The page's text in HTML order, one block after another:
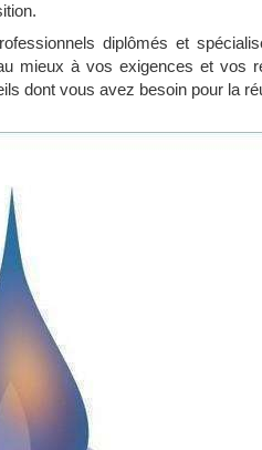
diplômés et
mieux à vos exigences et vos
dont vous avez besoin pour la